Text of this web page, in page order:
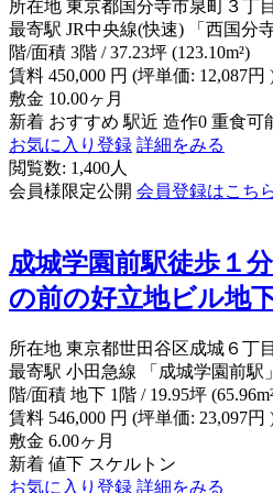
所在地 東京都国分寺市泉町３丁目
最寄駅 JR中央線(快速) 「西国分
階/面積 3階 / 37.23坪 (123.10m²)
賃料 450,000 円 (坪単価: 12,087円
敷金 10.00ヶ月
新着 おすすめ 駅近 造作0 重食可
お気に入り登録 詳細をみる
閲覧数: 1,400人
会員様限定公開 会員登録はこち
成城学園前駅徒歩１
の前の好立地ビル地
所在地 東京都世田谷区成城６丁目
最寄駅 小田急線 「成城学園前駅
階/面積 地下 1階 / 19.95坪
賃料 546,000 円 (坪単価: 23,097円
敷金 6.00ヶ月
新着 値下 スケルトン
お気に入り登録 詳細をみる